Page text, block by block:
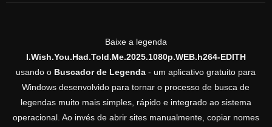
Baixe a legenda
I.Wish.You.Had.Told.Me.2025.1080p.WEB.h264-EDITH
usando o Buscador de Legenda - um aplicativo gratuito para
Windows desenvolvido para tornar o processo de busca de
legendas muito mais simples, rápido e integrado ao sistema
operacional. Ao invés de abrir sites manualmente, copiar nomes